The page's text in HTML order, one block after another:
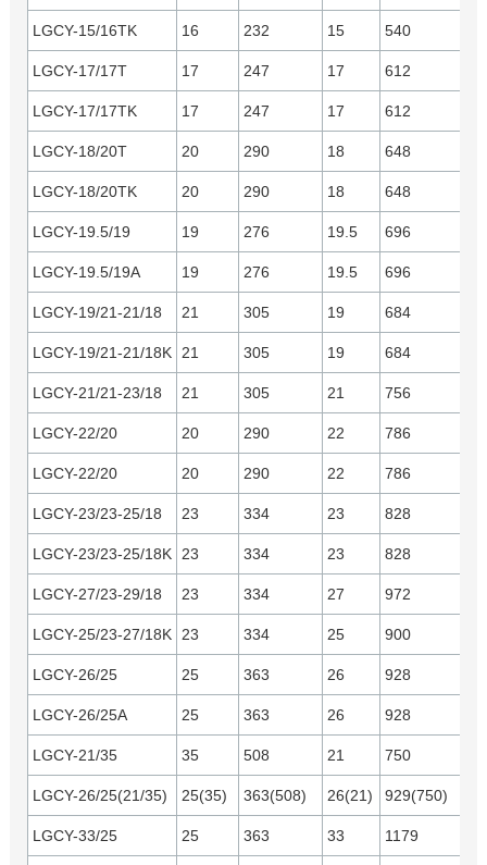
LGCY-15/16TK 16 232 15 540
LGCY-17/17T 17 247 17 612
LGCY-17/17TK 17 247 17 612
LGCY-18/20T 20 290 18 648
LGCY-18/20TK 20 290 18 648
LGCY-19.5/19 19 276 19.5 696
LGCY-19.5/19A 19 276 19.5 696
LGCY-19/21-21/18 21 305 19 684
LGCY-19/21-21/18K 21 305 19 684
LGCY-21/21-23/18 21 305 21 756
LGCY-22/20 20 290 22 786
LGCY-22/20 20 290 22 786
LGCY-23/23-25/18 23 334 23 828
LGCY-23/23-25/18K 23 334 23 828
LGCY-27/23-29/18 23 334 27 972
LGCY-25/23-27/18K 23 334 25 900
LGCY-26/25 25 363 26 928
LGCY-26/25A 25 363 26 928
LGCY-21/35 35 508 21 750
LGCY-26/25(21/35) 25(35) 363(508) 26(21) 929(750)
LGCY-33/25 25 363 33 1179